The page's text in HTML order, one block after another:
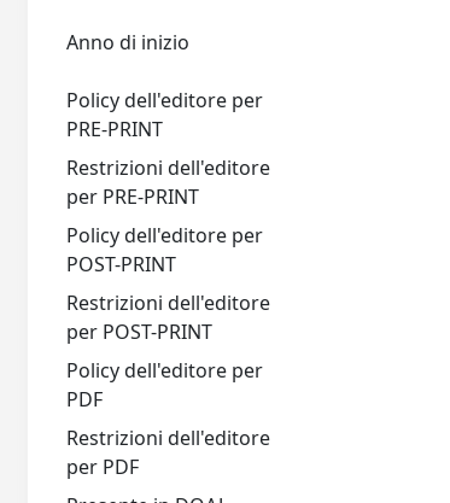
Anno di inizio
Policy dell'editore per
PRE-PRINT
Restrizioni dell'editore
per PRE-PRINT
Policy dell'editore per
POST-PRINT
Restrizioni dell'editore
per POST-PRINT
Policy dell'editore per
PDF
Restrizioni dell'editore
per PDF